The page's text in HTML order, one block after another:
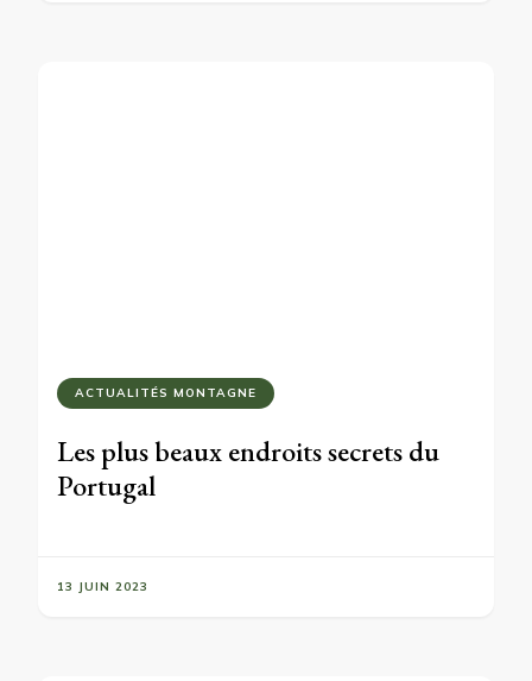
ACTUALITÉS MONTAGNE
Les plus beaux endroits secrets du
Portugal
13 JUIN 2023